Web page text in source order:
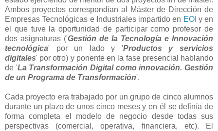
Ambos proyectos correspondían al Máster de Dirección de
Empresas Tecnológicas e Industriales impartido en EOI y en
el que tuve la oportunidad de participar como profesor de
dos asignaturas ('Gestión de la Tecnología e Innovación
tecnológica' por un lado y 'Productos y servicios
digitales' por otro) y ponente en la fase presencial hablando
de 'La Transformación Digital como innovación. Gestión
de un Programa de Transformación'.
Cada proyecto era trabajado por un grupo de cinco alumnos
durante un plazo de unos cinco meses y en él se definía de
forma completa el modelo de negocio desde todas sus
perspectivas (comercial, operativa, financiera, etc). El